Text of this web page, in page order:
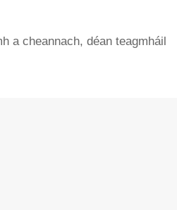
a cheannach, déan teagmháil